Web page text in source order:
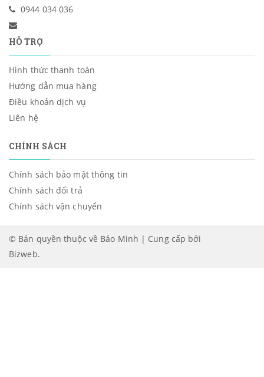
0944 034 036
HỖ TRỢ
Hình thức thanh toán
Hướng dẫn mua hàng
Điều khoản dịch vụ
Liên hệ
CHÍNH SÁCH
Chính sách bảo mật thông tin
Chính sách đổi trả
Chính sách vận chuyển
© Bản quyền thuộc về Bảo Minh | Cung cấp bởi
Bizweb.